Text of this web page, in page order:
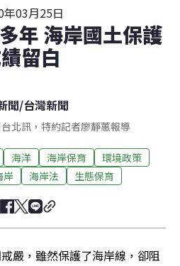
年03月25日
年 海岸國土保護
留白
聞/台灣新聞
北訊，特約記者廖靜蕙報導
海洋 海岸保育
環境政策
岸 海岸法 生態保育
嚴，雖然保護了海岸線，卻阻